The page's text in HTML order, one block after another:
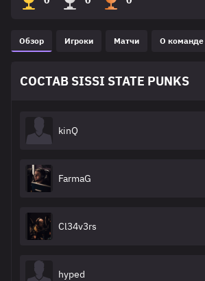
Обзор Игроки Матчи О команде
СОСТАВ SISSI STATE PUNKS
kinQ
FarmaG
Cl34v3rs
hyped